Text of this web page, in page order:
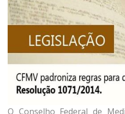
O Conselho Federal de